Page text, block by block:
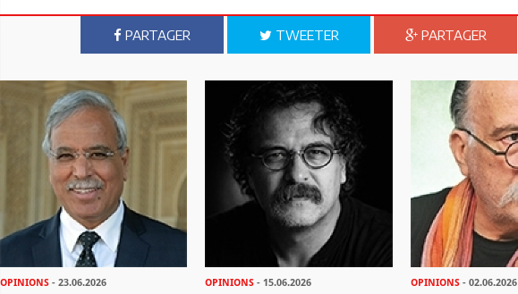
choix que d’affronter les problèmes qui se posent et d’agir non pas en
mais en tant qu’acteur principal dans la promotion du Dialogue National
Sidi Bou Saïd, le 31 Décembre 2013
Mohamed Ennaceur
Mohamed Ennaceur Quartet Tunisie UGTT
Envoyer à un ami Imprimer
ARTICLE ? PARTAGEZ-LE AVEC VOS AMIS !
PARTAGER TWEETER PARTAGER
OPINIONS - 23.06.2026 OPINIONS - 15.06.2026 OPINIONS- 02.06.2026